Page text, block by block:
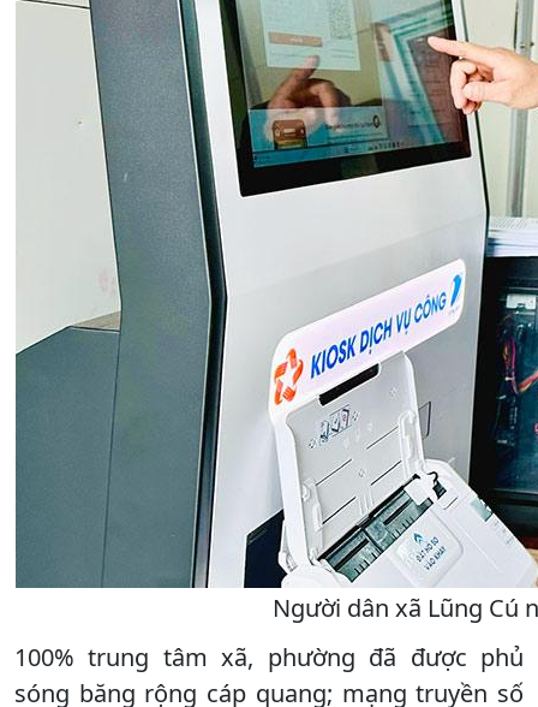
Người dân xã Lũng Cú
100% trung tâm xã, phường đã được phủ
sóng băng rộng cáp quang; mạng truyền số